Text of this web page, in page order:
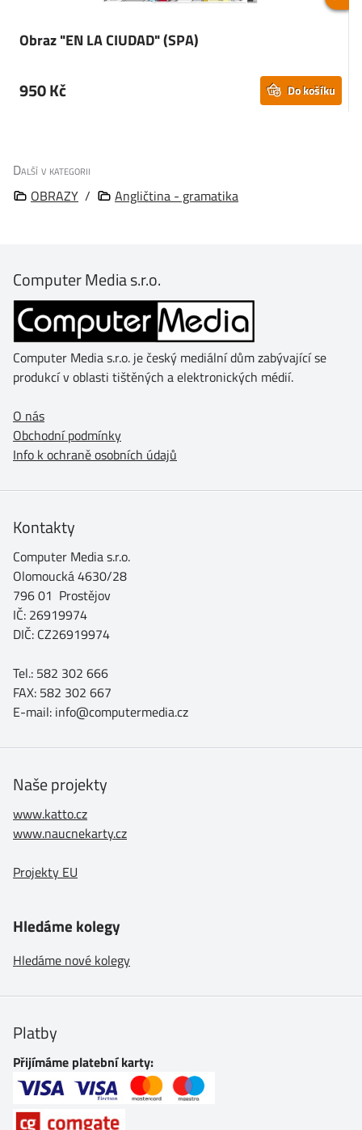
Obraz "EN LA CIUDAD" (SPA)
950 Kč Do košíku
Další v kategorii
OBRAZY / Angličtina - gramatika
Computer Media s.r.o.
Computer Media s.r.o. je český mediální dům zabývající se
produkcí v oblasti tištěných a elektronických médií.
O nás
Obchodní podmínky
Info k ochraně osobních údajů
Kontakty
Computer Media s.r.o.
Olomoucká 4630/28
796 01 Prostějov
IČ: 26919974
DIČ: CZ26919974
Tel.: 582 302 666
FAX: 582 302 667
E-mail: info@computermedia.cz
Naše projekty
www.katto.cz
www.naucnekarty.cz
Projekty EU
Hledáme kolegy
Hledáme nové kolegy
Platby
Přijímáme platební karty: